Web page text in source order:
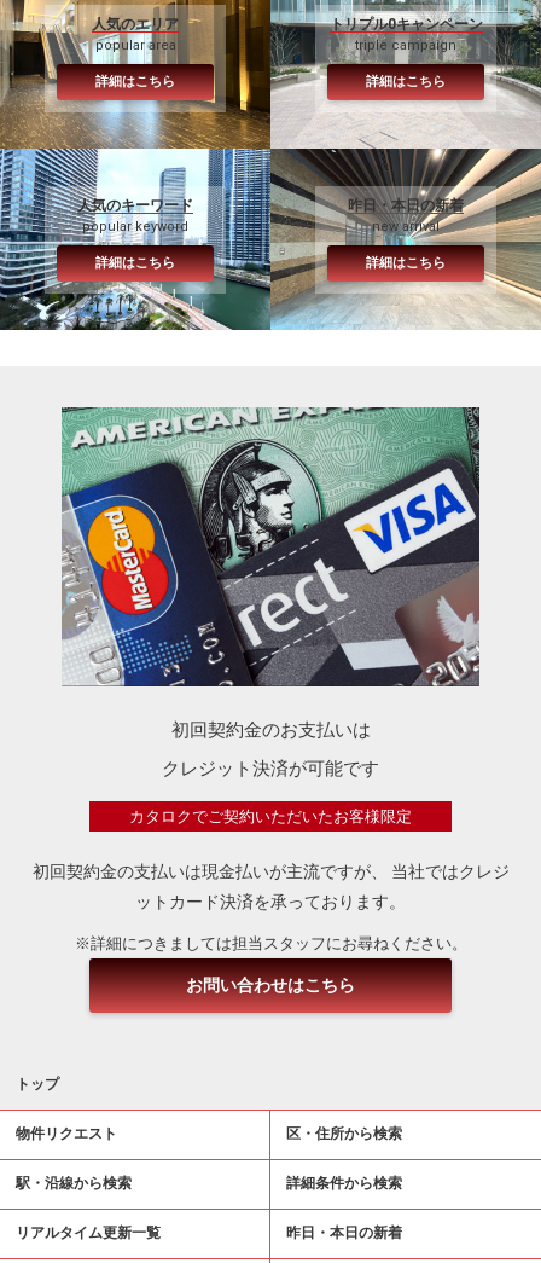
人気のエリア
popular area
詳細はこちら
トリプル0キャンペーン
triple campaign
詳細はこちら
人気のキーワード
popular keyword
詳細はこちら
昨日・本日の新着
new arrival
詳細はこちら
初回契約金のお支払いは
クレジット決済が可能です
カタロクでご契約いただいたお客様限定
初回契約金の支払いは現金払いが主流ですが、
当社ではクレジ
ットカード決済を承っております。
※詳細につきましては担当スタッフにお尋ねください。
お問い合わせはこちら
トップ
物件リクエスト 区・住所から検索
駅・沿線から検索 詳細条件から検索
リアルタイム更新一覧 昨日・本日の新着